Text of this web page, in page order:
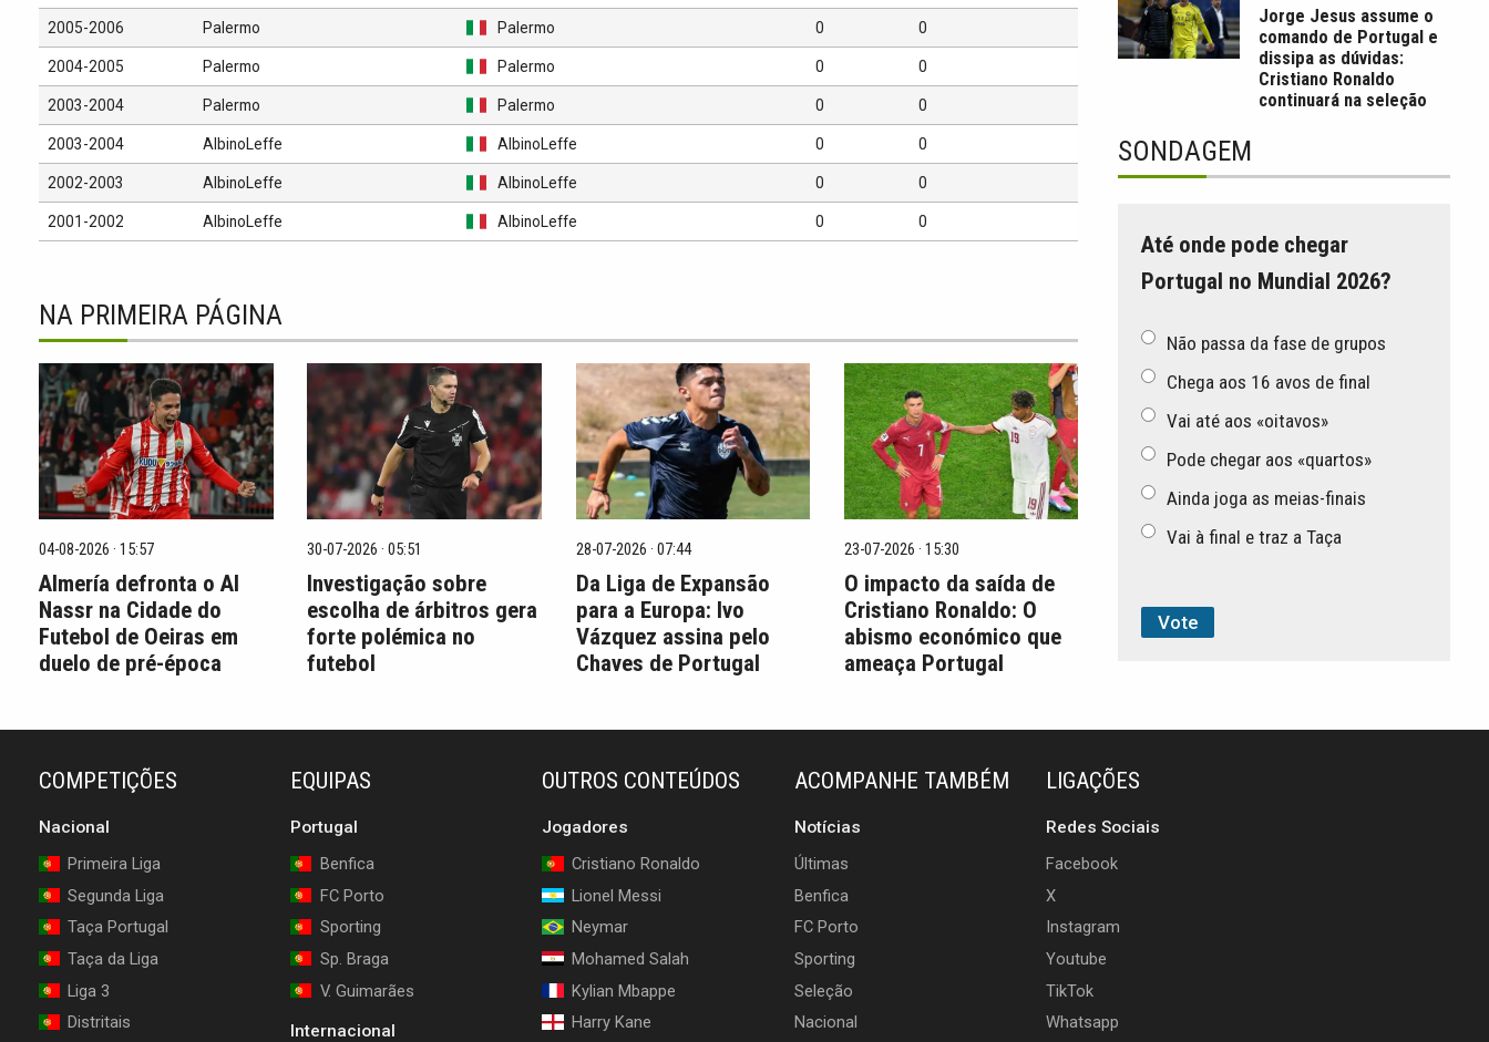
2005-2006 Palermo Palermo 0 0
2004-2005 Palermo Palermo 0 0
2003-2004 Palermo Palermo 0 0
2003-2004 AlbinoLeffe AlbinoLeffe 0 0
2002-2003 AlbinoLeffe AlbinoLeffe 0 0
2001-2002 AlbinoLeffe AlbinoLeffe 0 0
NA PRIMEIRA PÁGINA
04-08-2026 · 15:57
Almería defronta o Al
Nassr na Cidade do
Futebol de Oeiras em
duelo de pré-época
30-07-2026 · 05:51
Investigação sobre
escolha de árbitros gera
forte polémica no
futebol
28-07-2026 · 07:44
Da Liga de Expansão
para a Europa: Ivo
Vázquez assina pelo
Chaves de Portugal
23-07-2026 · 15:30
O impacto da saída de
Cristiano Ronaldo: O
abismo económico que
ameaça Portugal
Jorge Jesus assume o
comando de Portugal e
dissipa as dúvidas:
Cristiano Ronaldo
continuará na seleção
SONDAGEM
Até onde pode chegar
Portugal no Mundial 2026?
Não passa da fase de grupos
Chega aos 16 avos de final
Vai até aos «oitavos»
Pode chegar aos «quartos»
Ainda joga as meias-finais
Vai à final e traz a Taça
COMPETIÇÕES
Nacional
Primeira Liga
Segunda Liga
Taça Portugal
Taça da Liga
Liga 3
Distritais
EQUIPAS
Portugal
Benfica
FC Porto
Sporting
Sp. Braga
V. Guimarães
Internacional
OUTROS CONTEÚDOS
Jogadores
Cristiano Ronaldo
Lionel Messi
Neymar
Mohamed Salah
Kylian Mbappe
Harry Kane
ACOMPANHE TAMBÉM
Notícias
Últimas
Benfica
FC Porto
Sporting
Seleção
Nacional
LIGAÇÕES
Redes Sociais
Facebook
X
Instagram
Youtube
TikTok
Whatsapp